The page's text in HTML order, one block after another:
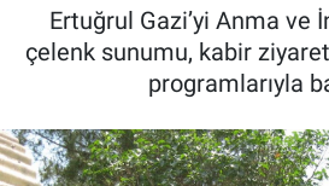
Ertuğrul Gazi’yi Anma ve
çelenk sunumu, kabir
programlarıyla
İnanç
Kadın & Aile
Kültür & Sanat